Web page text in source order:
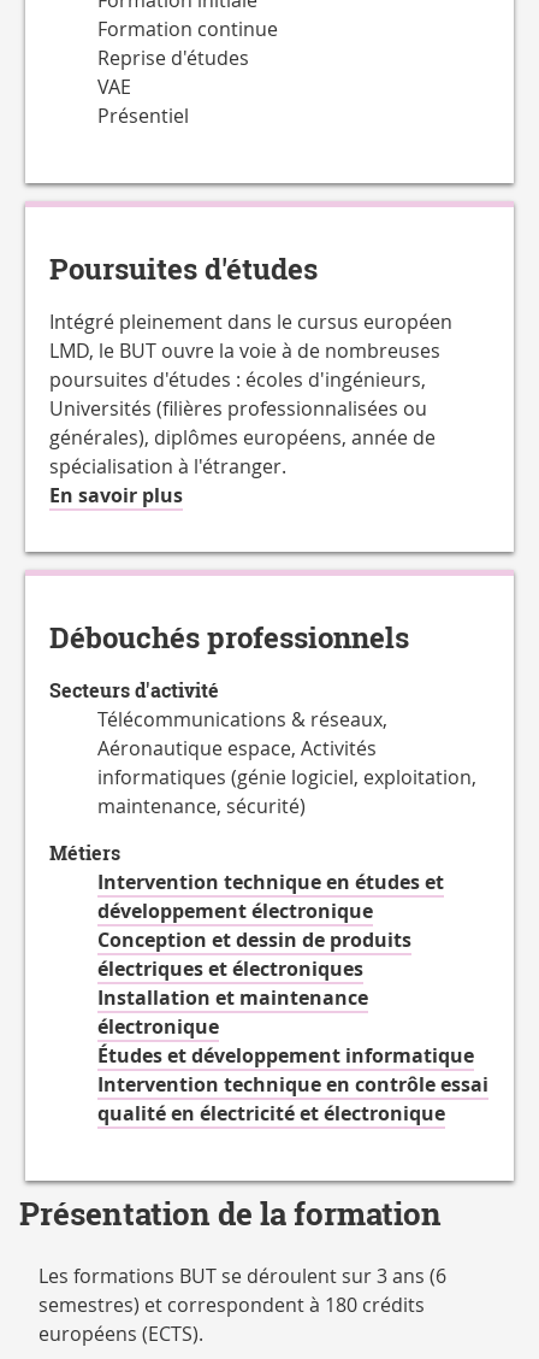
Formation continue
Reprise d'études
VAE
Présentiel
Poursuites d'études
Intégré pleinement dans le cursus européen
LMD, le BUT ouvre la voie à de nombreuses
poursuites d'études : écoles d'ingénieurs,
Universités (filières professionnalisées ou
générales), diplômes européens, année de
spécialisation à l'étranger.
En savoir plusà
de
la
de
hebdomadaire
Débouchés professionnels
Secteurs d'activité
Télécommunications & réseaux,
Aéronautique espace, Activités
informatiques (génie logiciel, exploitation,
maintenance, sécurité)
Métiers
Intervention technique en études et
développement électronique
Conception et dessin de produits
électriques et électroniques
Installation et maintenance
électronique
Études et développement informatique
Intervention technique en contrôle essai
qualité en électricité et électronique
Présentation de la formation
Les formations BUT se déroulent sur 3 ans (6
semestres) et correspondent à 180 crédits
européens (ECTS).